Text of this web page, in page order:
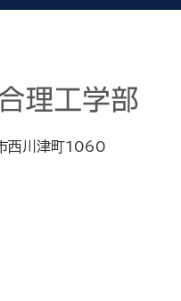
西川津町1060